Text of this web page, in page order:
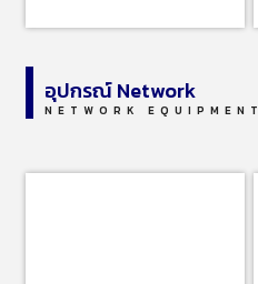
อุปกรณ์ Network
NETWORK EQUIPMENT